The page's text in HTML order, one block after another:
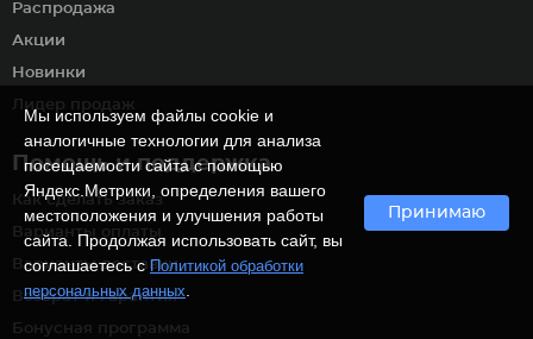
Помощь и поддержка
Как сделать заказ
Варианты оплаты
Варианты доставки
Возврат и гарантия
Бонусная программа
Распродажа
Акции
Новинки
Лидер продаж
Мы используем файлы cookie и
аналогичные технологии для анализа
посещаемости сайта с помощью
Яндекс.Метрики, определения вашего
местоположения и улучшения работы
сайта. Продолжая использовать сайт, вы
соглашаетесь с Политикой обработки
персональных данных
Принимаю